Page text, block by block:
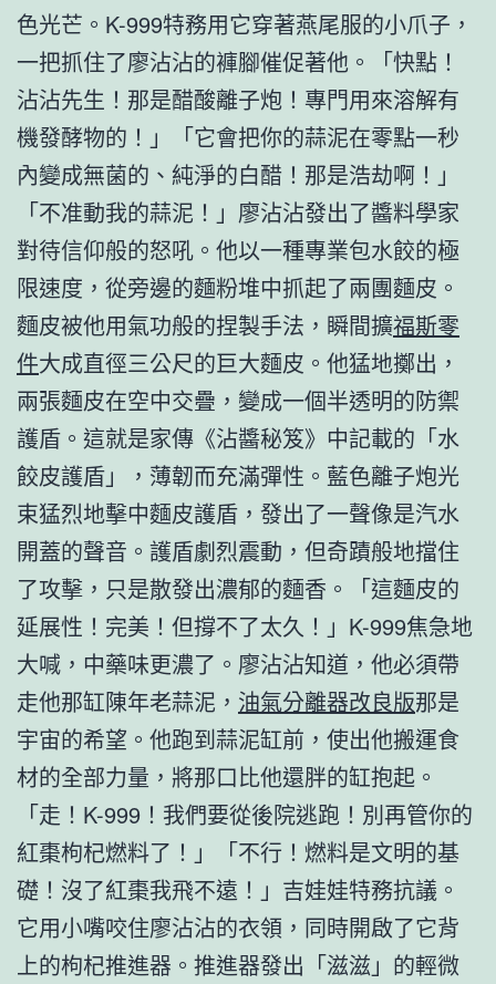
色光芒。K-999特務用它穿著燕尾服的小爪子，
一把抓住了廖沾沾的褲腳催促著他。「快點！
沾沾先生！那是醋酸離子炮！專門用來溶解有
機發酵物的！」「它會把你的蒜泥在零點一秒
內變成無菌的、純淨的白醋！那是浩劫啊！」
「不准動我的蒜泥！」廖沾沾發出了醬料學家
對待信仰般的怒吼。他以一種專業包水餃的極
限速度，從旁邊的麵粉堆中抓起了兩團麵皮。
麵皮被他用氣功般的捏製手法，瞬間擴福斯零
件大成直徑三公尺的巨大麵皮。他猛地擲出，
兩張麵皮在空中交疊，變成一個半透明的防禦
護盾。這就是家傳《沾醬秘笈》中記載的「水
餃皮護盾」，薄韌而充滿彈性。藍色離子炮光
束猛烈地擊中麵皮護盾，發出了一聲像是汽水
開蓋的聲音。護盾劇烈震動，但奇蹟般地擋住
了攻擊，只是散發出濃郁的麵香。「這麵皮的
延展性！完美！但撐不了太久！」K-999焦急地
大喊，中藥味更濃了。廖沾沾知道，他必須帶
走他那缸陳年老蒜泥， 油氣分離器改良版那是
宇宙的希望。他跑到蒜泥缸前，使出他搬運食
材的全部力量，將那口比他還胖的缸抱起。
「走！K-999！我們要從後院逃跑！別再管你的
紅棗枸杞燃料了！」「不行！燃料是文明的基
礎！沒了紅棗我飛不遠！」吉娃娃特務抗議。
它用小嘴咬住廖沾沾的衣領，同時開啟了它背
上的枸杞推進器。推進器發出「滋滋」的輕微